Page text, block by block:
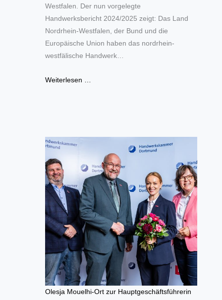
Westfalen. Der nun vorgelegte
Handwerksbericht 2024/2025 zeigt: Das Land
Nordrhein-Westfalen, der Bund und die
Europäische Union haben das nordrhein-
westfälische Handwerk…
Weiterlesen …
Olesja Mouelhi-Ort zur Hauptgeschäftsführerin